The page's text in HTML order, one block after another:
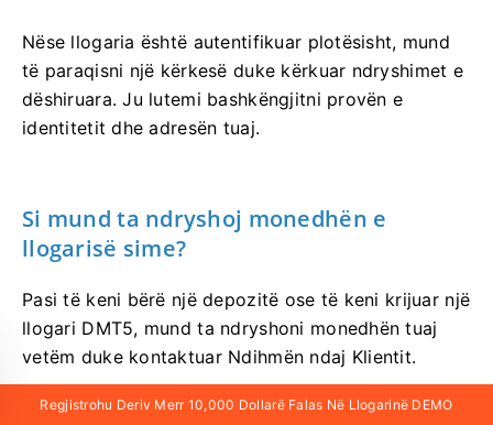
Nëse llogaria është autentifikuar plotësisht, mund
të paraqisni një kërkesë duke kërkuar ndryshimet e
dëshiruara. Ju lutemi bashkëngjitni provën e
identitetit dhe adresën tuaj.
Si mund ta ndryshoj monedhën e
llogarisë sime?
Pasi të keni bërë një depozitë ose të keni krijuar një
llogari DMT5, mund ta ndryshoni monedhën tuaj
vetëm duke kontaktuar Ndihmën ndaj Klientit.
Regjistrohu Deriv Merr 10,000 Dollarë Falas Në Llogarinë DEMO